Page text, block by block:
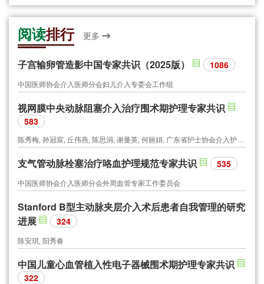
阅读排行 更多
子宫输卵管造影中国专家共识（2025版） 1086
中国医师协会介入医师分会妇儿介入专委会工作组
视网膜中央动脉阻塞介入治疗围术期护理专家共识
583
陈秀梅, 孙冠宸, 丘伟燕, 陈思涓, 谢曼英, 何丽娟, 广东省护士协会介入护士分会, 广东省医师协会介入医师分会
支气管动脉栓塞治疗咯血护理规范专家共识 535
中国医师协会介入医师分会外周血管专家工作委员会
Stanford B型主动脉夹层介入术后患者自我管理的研究
进展
324
陈安琪, 阳秀春
中国儿童心血管植入性电子器械围术期护理专家共识
322